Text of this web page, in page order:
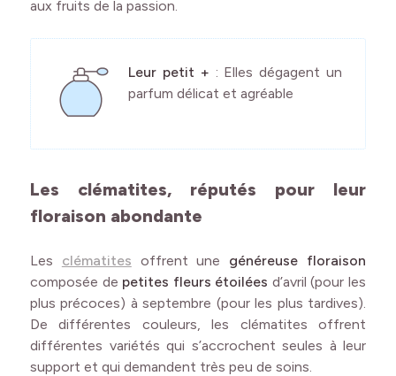
aux fruits de la passion.
Leur petit + : Elles dégagent un
parfum délicat et agréable
Les clématites, réputés pour leur
floraison abondante
Les clématites offrent une généreuse floraison
composée de petites fleurs étoilées d’avril (pour les
plus précoces) à septembre (pour les plus tardives).
De différentes couleurs, les clématites offrent
différentes variétés qui s’accrochent seules à leur
support et qui demandent très peu de soins.